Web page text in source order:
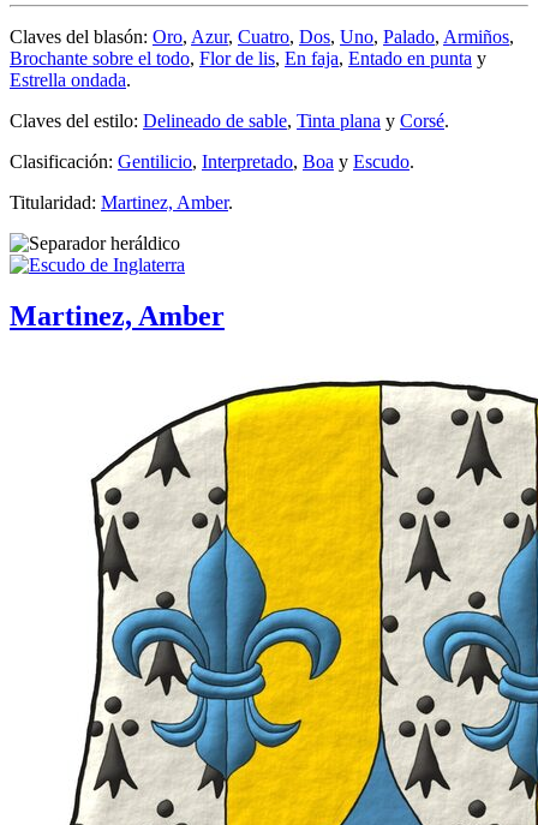
Claves del blasón: Oro, Azur, Cuatro, Dos, Uno, Palado, Armiños,
Brochante sobre el todo, Flor de lis, En faja, Entado en punta y
Estrella ondada.
Claves del estilo: Delineado de sable, Tinta plana y Corsé.
Clasificación: Gentilicio, Interpretado, Boa y Escudo.
Titularidad: Martinez, Amber.
Martinez, Amber